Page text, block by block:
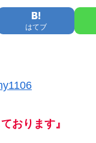
はてブ
おります』